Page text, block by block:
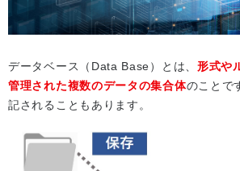
データベース（Data Base）とは、形式や
管理された複数のデータの集合体のことで
記されることもあります。